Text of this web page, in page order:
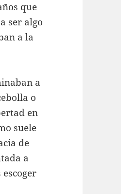
que
ser algo
a la
a
o
en
suele
de
a